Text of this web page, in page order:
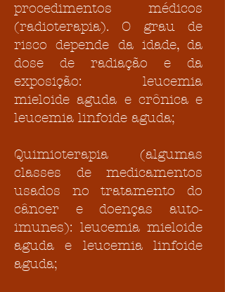
procedimentos médicos
(radioterapia). O grau de
risco depende da idade, da
dose de radiação e da
exposição: leucemia
mieloide aguda e crônica e
leucemia linfoide aguda;
Quimioterapia (algumas
classes de medicamentos
usados no tratamento do
câncer e doenças auto-
imunes): leucemia mieloide
aguda e leucemia linfoide
aguda;